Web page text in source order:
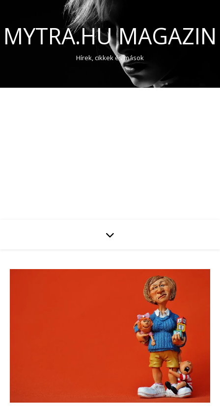
MYTRA.HU MAGAZIN
Hírek, cikkek és mások